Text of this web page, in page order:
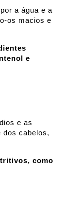
a água e a
os macios e
e
e as
dos cabelos,
como